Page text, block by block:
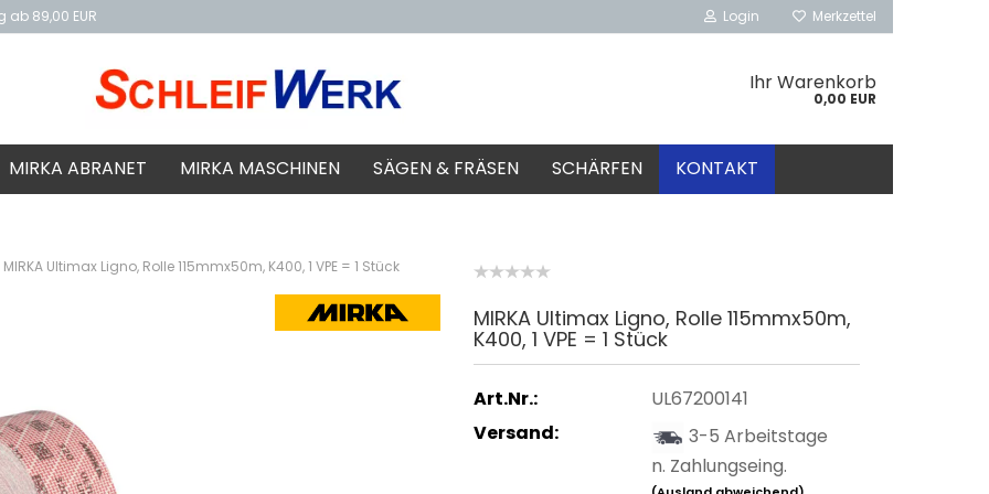
ab 89,00 EUR Login Merkzettel
Ihr Warenkorb
0,00 EUR
MIRKA ABRANET MIRKA MASCHINEN SÄGEN & FRÄSEN SCHÄRFEN KONTAKT
MIRKA Ultimax Ligno, Rolle 115mmx50m, K400, 1 VPE = 1 Stück
MIRKA Ultimax Ligno, Rolle 115mmx50m,
K400, 1 VPE = 1 Stück
Art.Nr.:
UL67200141
Versand:
3-5 Arbeitstage
n. Zahlungseing.